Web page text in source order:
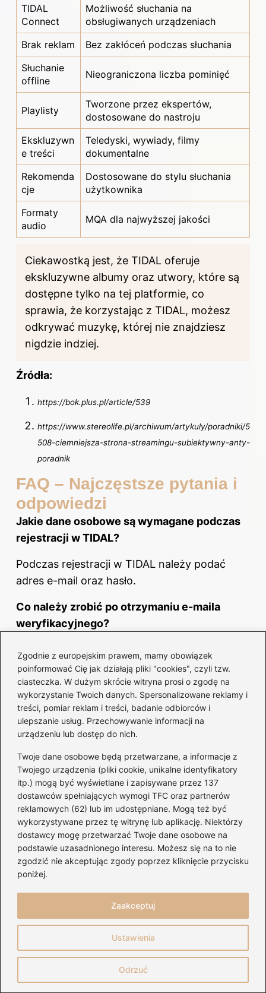
Zgodnie z europejskim prawem, mamy obowiązek
poinformować Cię jak działają pliki "cookies", czyli tzw.
ciasteczka. W dużym skrócie witryna prosi o zgodę na
wykorzystanie Twoich danych. Spersonalizowane reklamy i
treści, pomiar reklam i treści, badanie odbiorców i
ulepszanie usług. Przechowywanie informacji na
urządzeniu lub dostęp do nich.
Twoje dane osobowe będą przetwarzane, a informacje z
Twojego urządzenia (pliki cookie, unikalne identyfikatory
itp.) mogą być wyświetlane i zapisywane przez 137
dostawców spełniających wymogi TFC oraz partnerów
reklamowych (62) lub im udostępniane. Mogą też być
wykorzystywane przez tę witrynę lub aplikację. Niektórzy
dostawcy mogę przetwarzać Twoje dane osobowe na
podstawie uzasadnionego interesu. Możesz się na to nie
zgodzić nie akceptując zgody poprzez kliknięcie przycisku
poniżej.
Ustawienia
Odrzuć
Zaakceptuj
TIDAL
Connect
Możliwość słuchania na
obsługiwanych urządzeniach
Brak reklam
Bez zakłóceń podczas słuchania
Słuchanie
offline
Nieograniczona liczba pominięć
Playlisty
Tworzone przez ekspertów,
dostosowane do nastroju
Ekskluzywn
e treści
Teledyski, wywiady, filmy
dokumentalne
Rekomenda
cje
Dostosowane do stylu słuchania
użytkownika
Formaty
audio
MQA dla najwyższej jakości
Ciekawostką jest, że TIDAL oferuje
ekskluzywne albumy oraz utwory, które są
dostępne tylko na tej platformie, co
sprawia, że korzystając z TIDAL, możesz
odkrywać muzykę, której nie znajdziesz
nigdzie indziej.
Źródła:
https://bok.plus.pl/article/539
https://www.stereolife.pl/archiwum/artykuly/poradniki/5
508-ciemniejsza-strona-streamingu-subiektywny-anty-
poradnik
FAQ – Najczęstsze pytania i
odpowiedzi
Jakie dane osobowe są wymagane podczas
rejestracji w TIDAL?
Podczas rejestracji w TIDAL należy podać
adres e-mail oraz hasło.
Co należy zrobić po otrzymaniu e-maila
weryfikacyjnego?
Po otrzymaniu e-maila weryfikacyjnego
należy potwierdzić go, aby aktywować swoje
konto.
Jakie plany subskrypcyjne oferuje TIDAL?
TIDAL oferuje cztery główne plany
subskrypcyjne: TIDAL HiFi, TIDAL HiFi Family,
TIDAL HiFi Plusoraz TIDAL HiFi Plus Family.
Jakie są korzyści z korzystania z TIDAL
offline?
Możliwość słuchania muzyki offline pozwala
na przygotowanie ulubionych utworów na
długie podróże oraz tworzenie playlist bez
W jakiej jakości dźwięku TIDAL oferuje swoje
utwory?
TIDAL oferuje dźwięk w jakości HiFi,
osiągający bitrate sięgający 1411 kbit/s, a
także w najwyższej jakości 9216 kbit/s w